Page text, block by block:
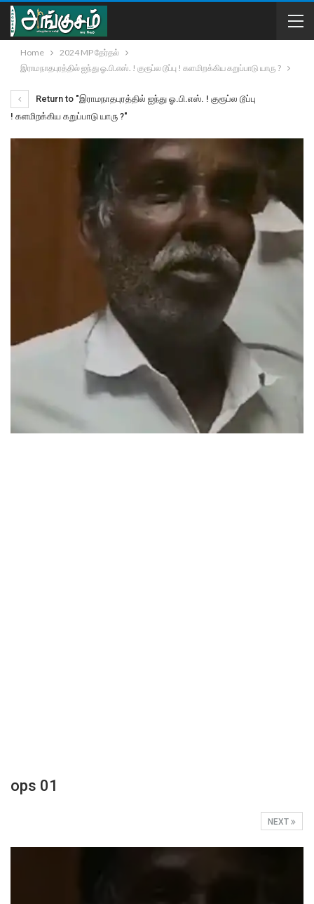
Home
2024 MP தேர்தல்
இராமநாதபுரத்தில் ஐந்து ஓ.பி.எஸ். ! குரூப்ல டூப்பு ! களமிறக்கிய கறுப்பாடு யாரு ?
Return to "இராமநாதபுரத்தில் ஐந்து ஓ.பி.எஸ். ! குரூப்ல டூப்பு
! களமிறக்கிய கறுப்பாடு யாரு ?"
ops 01
NEXT